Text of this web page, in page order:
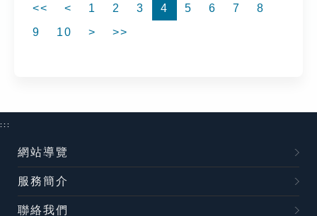
<< < 1 2 3 4 5 6 7
8
9
10 > >>
:::
網站導覽
服務簡介
聯絡我們